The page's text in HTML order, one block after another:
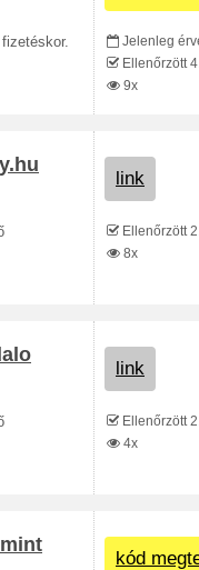
Jelenleg
Ellenőrzött
9x
link
Ellenőrzött
8x
link
Ellenőrzött
4x
kód